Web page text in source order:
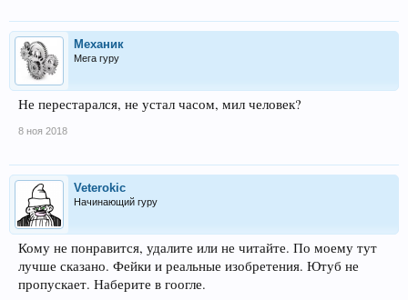
Механик
Мега гуру
Не перестарался, не устал часом, мил человек?
8 ноя 2018
Veterokic
Начинающий гуру
Кому не понравится, удалите или не читайте. По моему тут
лучше сказано. Фейки и реальные изобретения. Ютуб не
пропускает. Наберите в гоогле.